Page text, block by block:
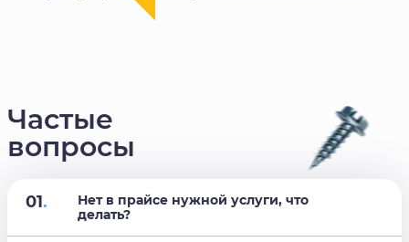
Частые
вопросы
01.
Нет в прайсе нужной услуги, что
делать?